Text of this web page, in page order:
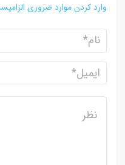
وارد کردن موارد ضروری